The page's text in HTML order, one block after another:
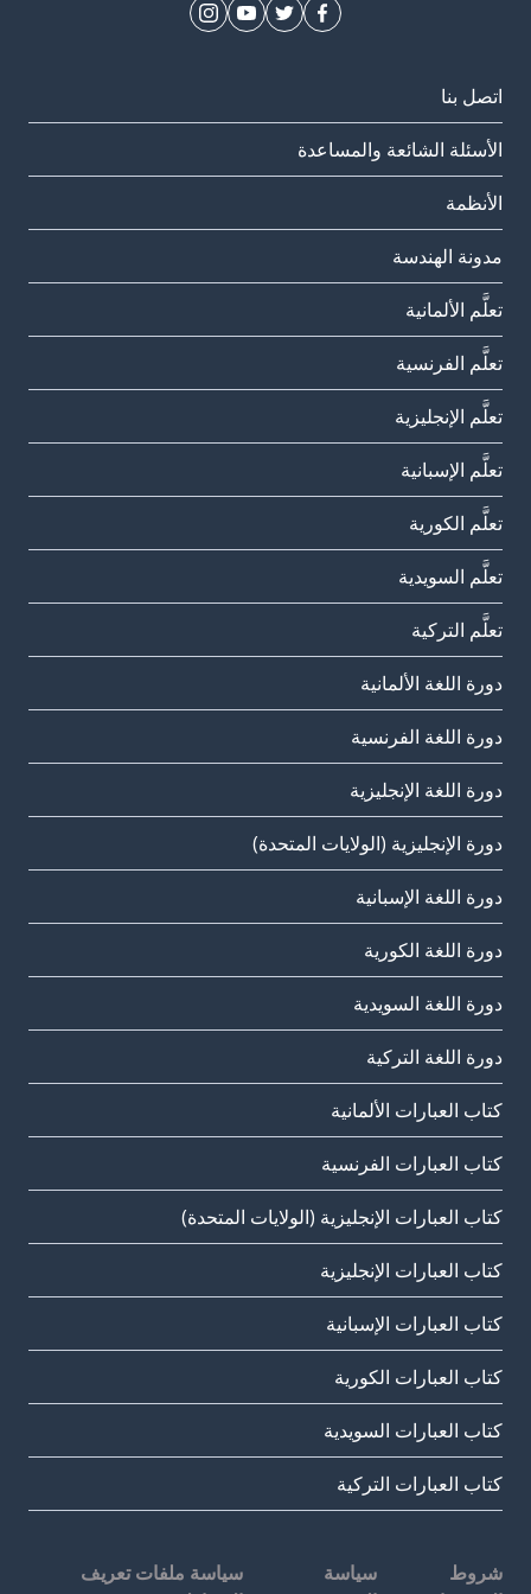
اتصل بنا
الأسئلة الشائعة والمساعدة
الأنظمة
مدونة الهندسة
تعلَّم الألمانية
تعلَّم الفرنسية
تعلَّم الإنجليزية
تعلَّم الإسبانية
تعلَّم الكورية
تعلَّم السويدية
تعلَّم التركية
دورة اللغة الألمانية
دورة اللغة الفرنسية
دورة اللغة الإنجليزية
دورة الإنجليزية (الولايات المتحدة)
دورة اللغة الإسبانية
دورة اللغة الكورية
دورة اللغة السويدية
دورة اللغة التركية
كتاب العبارات الألمانية
كتاب العبارات الفرنسية
كتاب العبارات الإنجليزية (الولايات المتحدة)
كتاب العبارات الإنجليزية
كتاب العبارات الإسبانية
كتاب العبارات الكورية
كتاب العبارات السويدية
كتاب العبارات التركية
شروط
سياسة
سياسة ملفات تعريف